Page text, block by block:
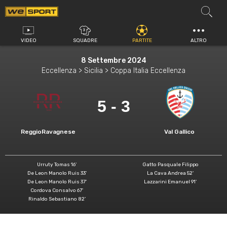
Vai
al
contenuto
VIDEO SQUADRE PARTITE ALTRO
8 Settembre 2024
Eccellenza > Sicilia > Coppa Italia Eccellenza
ReggioRavagnese
5 - 3
Val Gallico
Urruty Tomas 16'
De Leon Manolo Ruis 33'
De Leon Manolo Ruis 37'
Cordova Consalvo 67'
Rinaldo Sebastiano 82'
Gatto Pasquale Filippo
La Cava Andrea 52'
Lazzarini Emanuel 91'